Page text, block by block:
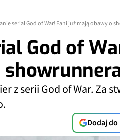
serial God of War! Fani już mają obawy o
God of
z serii God of War. Za
Dodaj